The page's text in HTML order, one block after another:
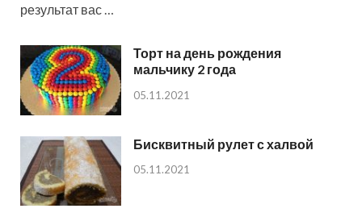
результат вас …
Торт на день рождения
мальчику 2 года
05.11.2021
Бисквитный рулет с халвой
05.11.2021